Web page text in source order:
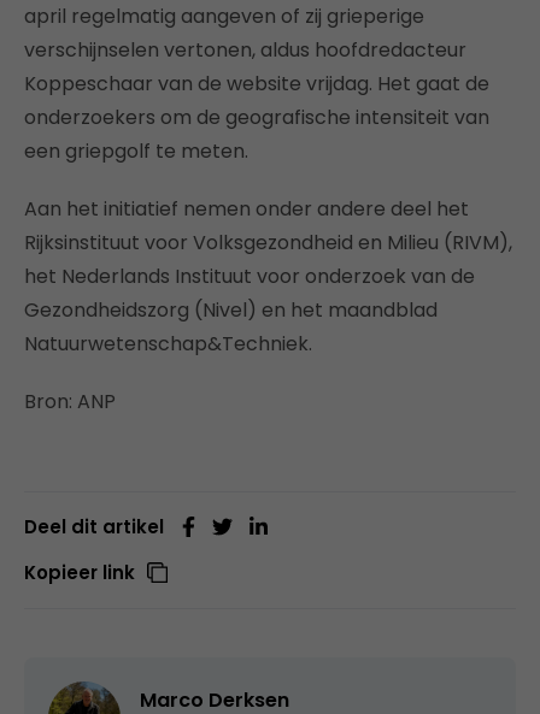
april regelmatig aangeven of zij grieperige
verschijnselen vertonen, aldus hoofdredacteur
Koppeschaar van de website vrijdag. Het gaat de
onderzoekers om de geografische intensiteit van
een griepgolf te meten.
Aan het initiatief nemen onder andere deel het
Rijksinstituut voor Volksgezondheid en Milieu (RIVM),
het Nederlands Instituut voor onderzoek van de
Gezondheidszorg (Nivel) en het maandblad
Natuurwetenschap&Techniek.
Bron: ANP
Deel dit artikel
Kopieer link
Marco Derksen